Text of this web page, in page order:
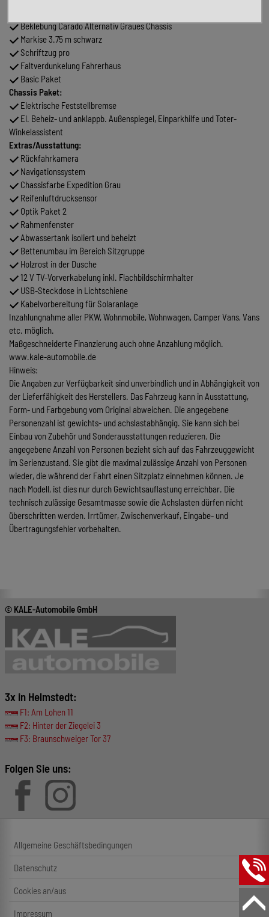
Beklebung Carado Alternativ Graues Chassis
Markise 3.75 m schwarz
Schriftzug pro
Faltverdunkelung Fahrerhaus
Basic Paket
Chassis Paket:
Elektrische Feststellbremse
El. Beheiz- und anklappb. Außenspiegel, Einparkhilfe und Toter-
Winkelassistent
Extras/Ausstattung:
Rückfahrkamera
Navigationssystem
Chassisfarbe Expedition Grau
Reifenluftdrucksensor
Optik Paket 2
Rahmenfenster
Abwassertank isoliert und beheizt
Bettenumbau im Bereich Sitzgruppe
Holzrost in der Dusche
12 V TV-Vorverkabelung inkl. Flachbildschirmhalter
USB-Steckdose in Lichtschiene
Kabelvorbereitung für Solaranlage
Inzahlungnahme aller PKW, Wohnmobile, Wohnwagen, Camper Vans, Vans
etc. möglich.
Maßgeschneiderte Finanzierung auch ohne Anzahlung möglich.
www.kale-automobile.de
Hinweis:
Die Angaben zur Verfügbarkeit sind unverbindlich und in Abhängigkeit von
der Lieferfähigkeit des Herstellers. Das Fahrzeug kann in Ausstattung,
Form- und Farbgebung vom Original abweichen. Die angegebene
Personenzahl ist gewichts- und achslastabhängig. Sie kann sich bei
Einbau von Zubehör und Sonderausstattungen reduzieren. Die
angegebene Anzahl von Personen bezieht sich auf das Fahrzeuggewicht
im Serienzustand. Sie gibt die maximal zulässige Anzahl von Personen
wieder, die während der Fahrt einen Sitzplatz einnehmen können. Je
nach Modell, ist dies nur durch Gewichtsauflastung erreichbar. Die
technisch zulässige Gesamtmasse sowie die Achslasten dürfen nicht
überschritten werden. Irrtümer, Zwischenverkauf, Eingabe- und
Übertragungsfehler vorbehalten.
© KALE-Automobile GmbH
3x in Helmstedt:
F1: Am Lohen 11
F2: Hinter der Ziegelei 3
F3: Braunschweiger Tor 37
Folgen Sie uns:
Allgemeine Geschäftsbedingungen
Datenschutz
Cookies an/aus
Impressum